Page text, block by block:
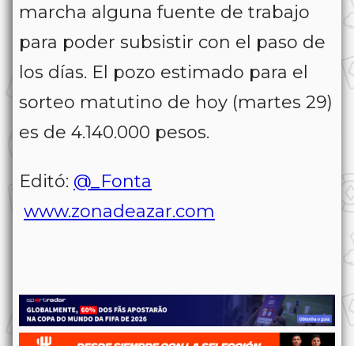
marcha alguna fuente de trabajo
para poder subsistir con el paso de
los días. El pozo estimado para el
sorteo matutino de hoy (martes 29)
es de 4.140.000 pesos.
Editó: @_Fonta
www.zonadeazar.com